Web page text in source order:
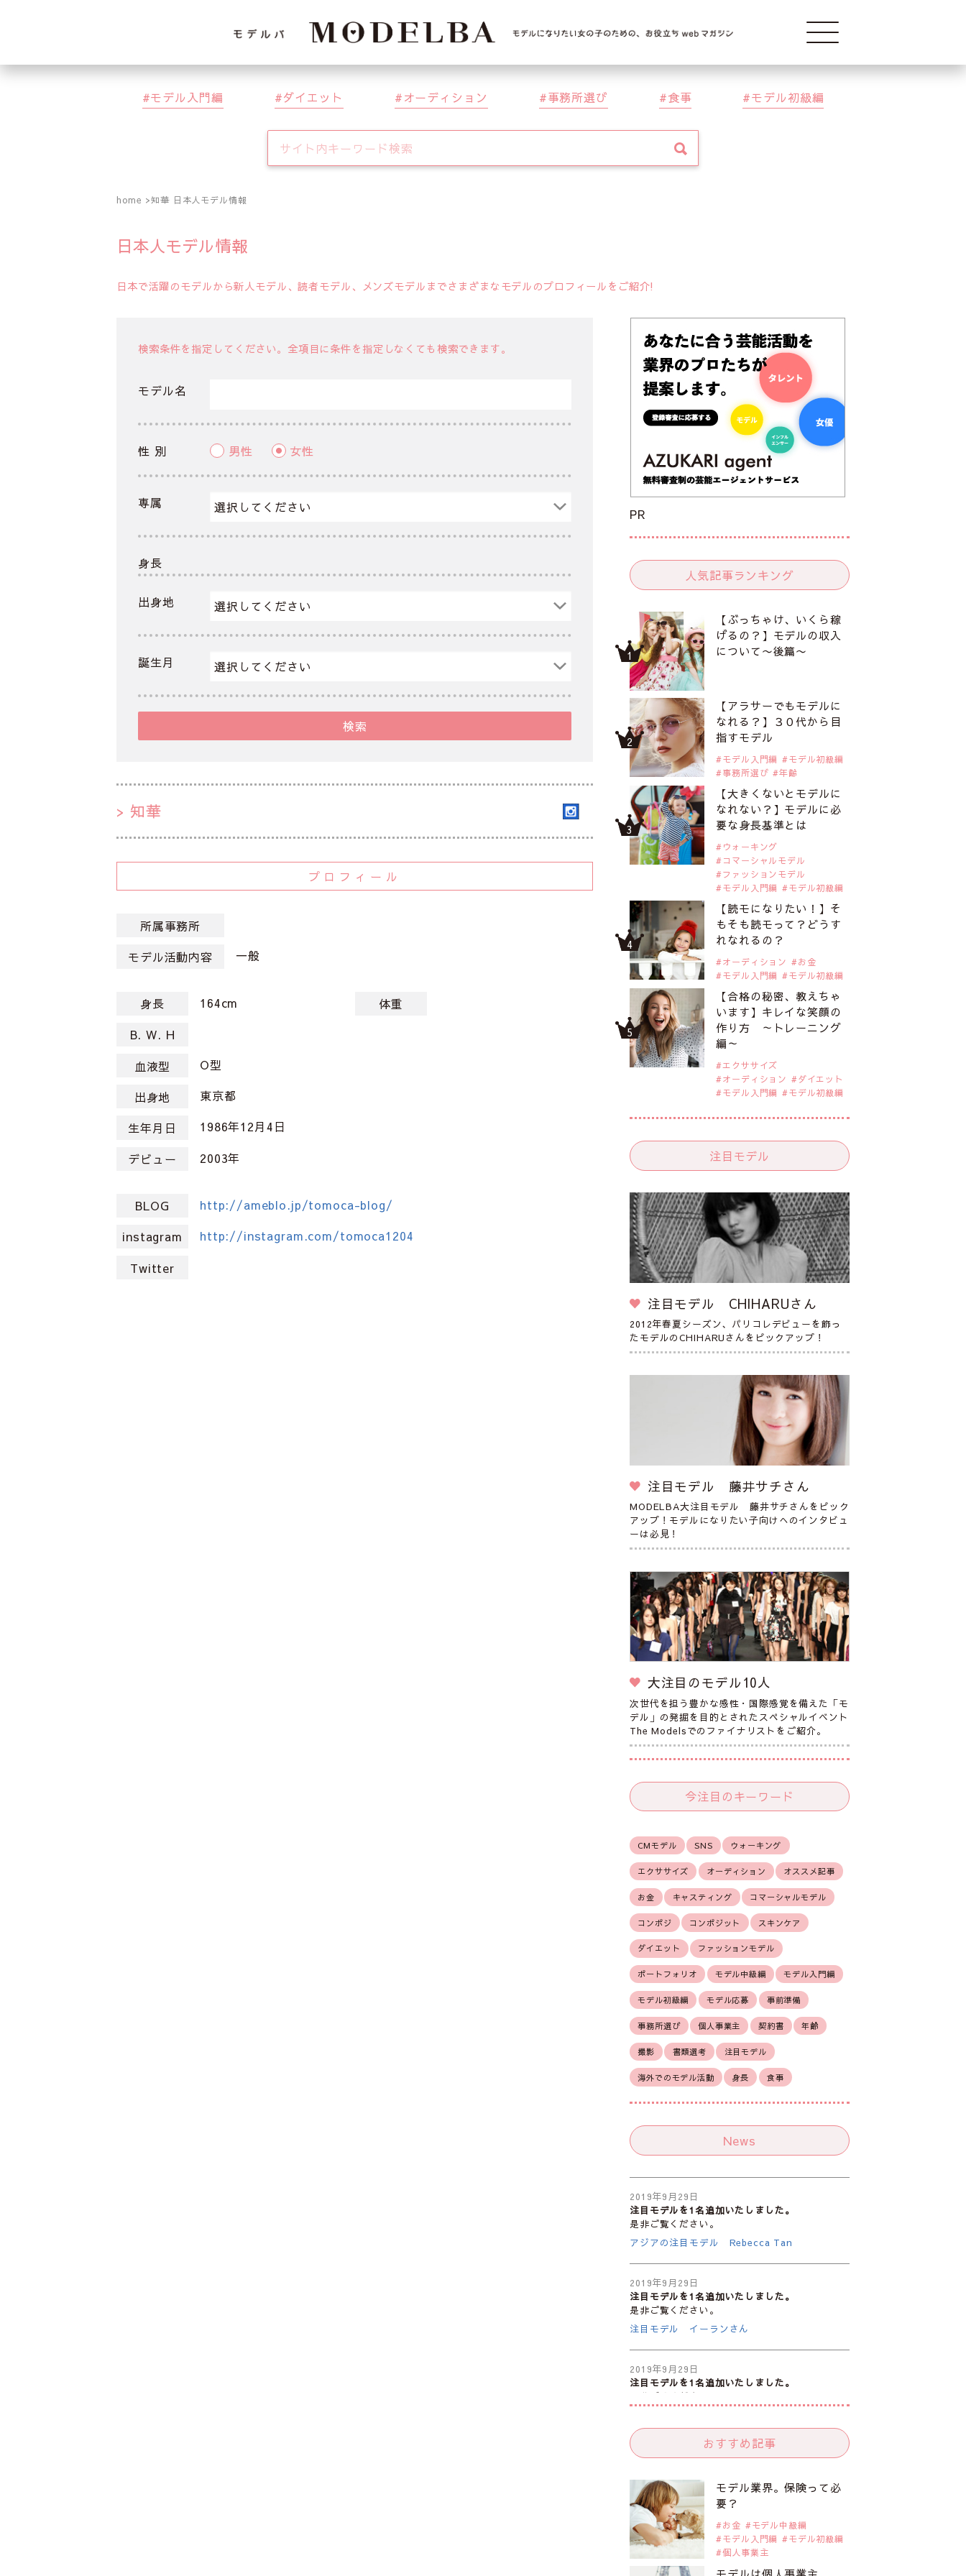
Modelba
モデル入門編 ダイエット オーディション 事務所選び 食事 モデル初級編
home 知華 日本人モデル情報
日本人モデル情報
日本で活躍のモデルから新人モデル、読者モデル、メンズモデルまでさまざまなモデルのプロフィールをご紹介!
検索条件を指定してください。全項目に条件を指定しなくても検索できます。
モデル名
性 別 男性 女性
専属
身長
出身地
誕生月
検索
知華
プロフィール
所属事務所
モデル活動内容
一般
身長 164cm
体重
B. W. H
血液型
O型
出身地 東京都
生年月日 1986年12月4日
デビュー 2003年
BLOG http://ameblo.jp/tomoca-blog/
instagram http://instagram.com/tomoca1204
Twitter
PR
人気記事ランキング
【ぶっちゃけ、いくら稼
げるの？】モデルの収入
について〜後篇〜
【アラサーでもモデルに
なれる？】３０代から目
指すモデル
モデル入門編
モデル初級編
事務所選び
年齢
【大きくないとモデルに
なれない？】モデルに必
要な身長基準とは
ウォーキング
コマーシャルモデル
ファッションモデル
モデル入門編
モデル初級編
【読モになりたい！】そ
もそも読モって？どうす
れなれるの？
オーディション
お金
モデル入門編
モデル初級編
【合格の秘密、教えちゃ
います】キレイな笑顔の
作り方 ～トレーニング
編～
エクササイズ
オーディション
ダイエット
モデル入門編
モデル初級編
注目モデル
注目モデル CHIHARUさん
2012年春夏シーズン、パリコレデビューを飾っ
たモデルのCHIHARUさんをピックアップ！
注目モデル 藤井サチさん
MODELBA大注目モデル 藤井サチさんをピック
アップ！モデルになりたい子向けへのインタビュ
ーは必見！
大注目のモデル10人
次世代を担う豊かな感性・国際感覚を備えた「モ
デル」の発掘を目的とされたスペシャルイベント
The Modelsでのファイナリストをご紹介。
今注目のキーワード
CMモデル SNS ウォーキング
エクササイズ オーディション オススメ記事
お金 キャスティング コマーシャルモデル
コンポジ コンポジット スキンケア
ダイエット ファッションモデル
ポートフォリオ モデル中級編 モデル入門編
モデル初級編 モデル応募 事前準備
事務所選び 個人事業主 契約書 年齢
撮影 書類選考 注目モデル
海外でのモデル活動 身長 食事
News
2019年9月29日
注目モデルを1名追加いたしました。
是非ご覧ください。
アジアの注目モデル Rebecca Tan
2019年9月29日
注目モデルを1名追加いたしました。
是非ご覧ください。
注目モデル イーランさん
2019年9月29日
注目モデルを1名追加いたしました。
是非ご覧ください。
2019年9月29日
是非ご覧ください。
注目モデル カーラ・デルヴィーニュ
2019年9月29日
注目モデルを1名追加いたしました。
是非ご覧ください。
おすすめ記事
モデル業界。保険って必
要？
お金
モデル中級編
モデル入門編
モデル初級編
個人事業主